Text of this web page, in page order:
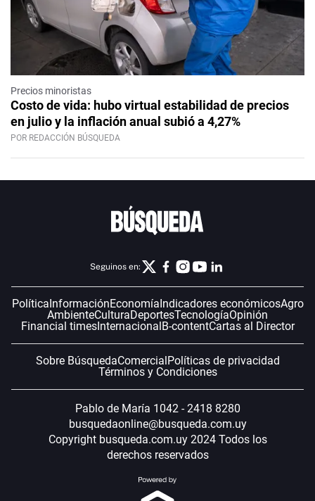
Precios minoristas
Costo de vida: hubo virtual estabilidad de precios
en julio y la inflación anual subió a 4,27%
POR REDACCIÓN BÚSQUEDA
Seguinos en:
PolíticaInformaciónEconomíaIndicadores económicosAgro
AmbienteCulturaDeportesTecnologíaOpinión
Financial timesInternacionalB-contentCartas al Director
Sobre BúsquedaComercialPolíticas de privacidad
Términos y Condiciones
Pablo de María 1042 - 2418 8280
busquedaonline@busqueda.com.uy
Copyright busqueda.com.uy 2024 Todos los
derechos reservados